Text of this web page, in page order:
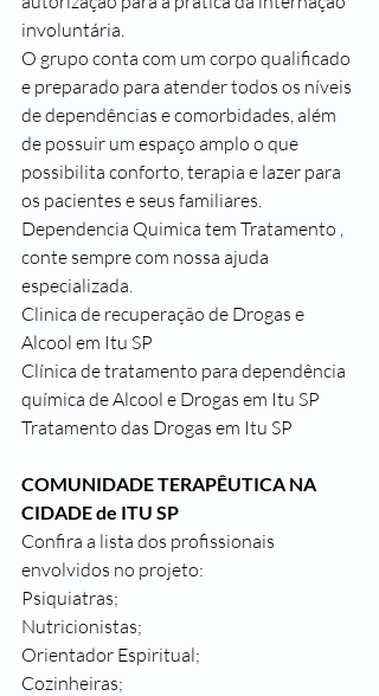
involuntária.
O grupo conta com um corpo qualificado
e preparado para atender todos os níveis
de dependências e comorbidades, além
de possuir um espaço amplo o que
possibilita conforto, terapia e lazer para
os pacientes e seus familiares.
Dependencia Quimica tem Tratamento ,
conte sempre com nossa ajuda
especializada.
Clinica de recuperação de Drogas e
Alcool em Itu SP
Clínica de tratamento para dependência
química de Alcool e Drogas em Itu SP
Tratamento das Drogas em Itu SP
COMUNIDADE TERAPÊUTICA NA
CIDADE de ITU SP
Confira a lista dos profissionais
envolvidos no projeto:
Psiquiatras;
Nutricionistas;
Orientador Espiritual;
Cozinheiras;